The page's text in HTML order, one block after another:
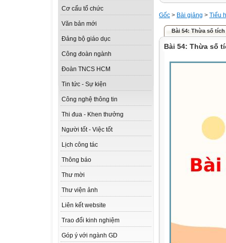
Cơ cấu tổ chức
Văn bản mới
Đảng bộ giáo dục
Công đoàn ngành
Đoàn TNCS HCM
Tin tức - Sự kiện
Công nghệ thông tin
Thi đua - Khen thưởng
Người tốt - Việc tốt
Lịch công tác
Thông báo
Thư mời
Thư viện ảnh
Liên kết website
Trao đổi kinh nghiệm
Góp ý với ngành GD
Gốc > Bài giảng > Tiểu
Bài 54: Thừa số
Bài 54: Thừa số